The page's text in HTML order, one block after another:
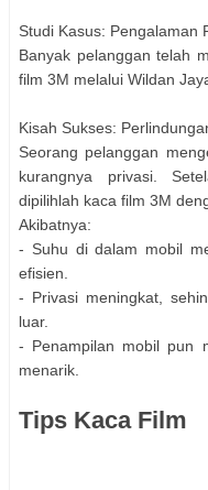
Studi Kasus: Pengalaman
Banyak pelanggan telah
film 3M melalui Wildan
Kisah Sukses:
Seorang pelanggan
kurangnya privasi.
dipilihlah kaca film 3M
Akibatnya:
- Suhu di dalam mobil
efisien.
- Privasi meningkat,
luar.
- Penampilan mobil pun
menarik.
Tips Kaca Film